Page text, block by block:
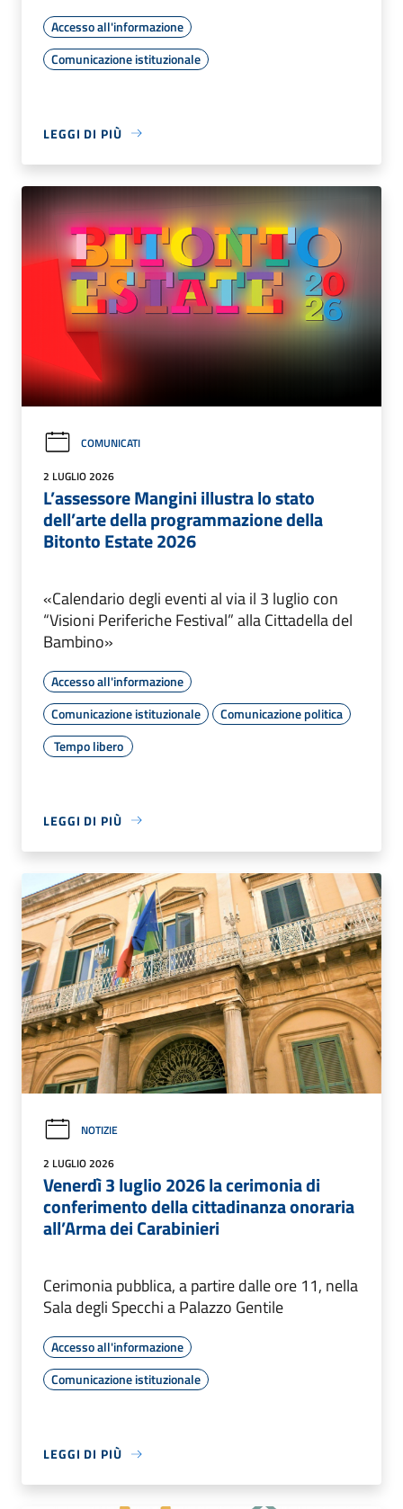
Accesso all'informazione
Comunicazione istituzionale
LEGGI DI PIÙ
COMUNICATI
2 LUGLIO 2026
L’assessore Mangini illustra lo stato
dell’arte della programmazione della
Bitonto Estate 2026
«Calendario degli eventi al via il 3 luglio con
“Visioni Periferiche Festival” alla Cittadella del
Bambino»
Accesso all'informazione
Comunicazione istituzionale
Comunicazione politica
Tempo libero
LEGGI DI PIÙ
NOTIZIE
2 LUGLIO 2026
Venerdì 3 luglio 2026 la cerimonia di
conferimento della cittadinanza onoraria
all’Arma dei Carabinieri
Cerimonia pubblica, a partire dalle ore 11, nella
Sala degli Specchi a Palazzo Gentile
Accesso all'informazione
Comunicazione istituzionale
LEGGI DI PIÙ